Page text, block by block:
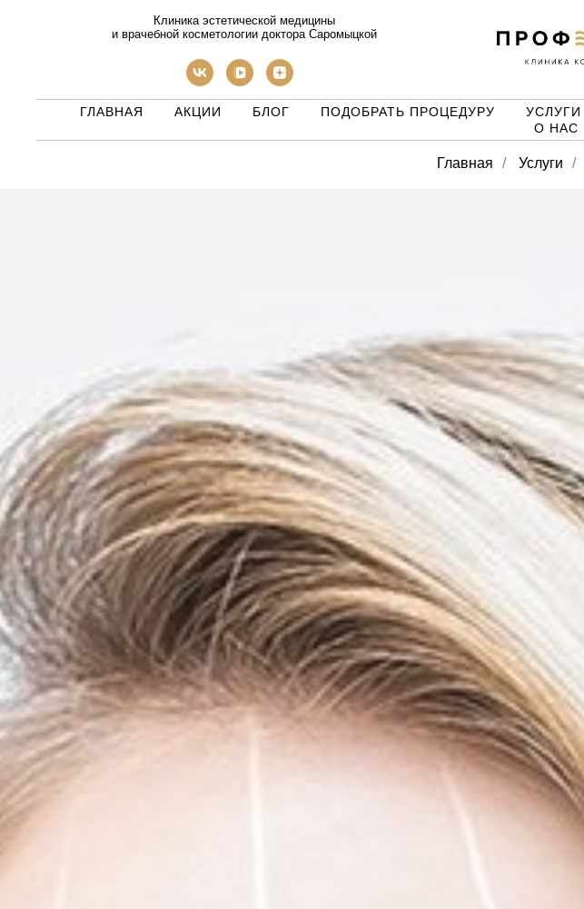
Клиника эстетической медицины
и врачебной косметологии доктора Саромыцкой
ГЛАВНАЯ АКЦИИ БЛОГ ПОДОБРАТЬ ПРОЦЕДУРУ УСЛУГИ
О НАС
Главная / Услуги /